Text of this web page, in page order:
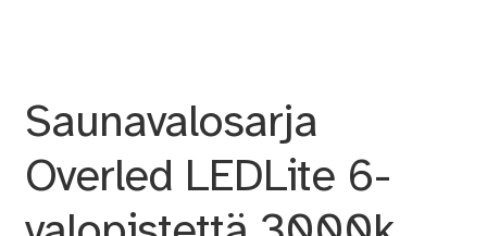
Saunavalosarja
Overled LEDLite 6-